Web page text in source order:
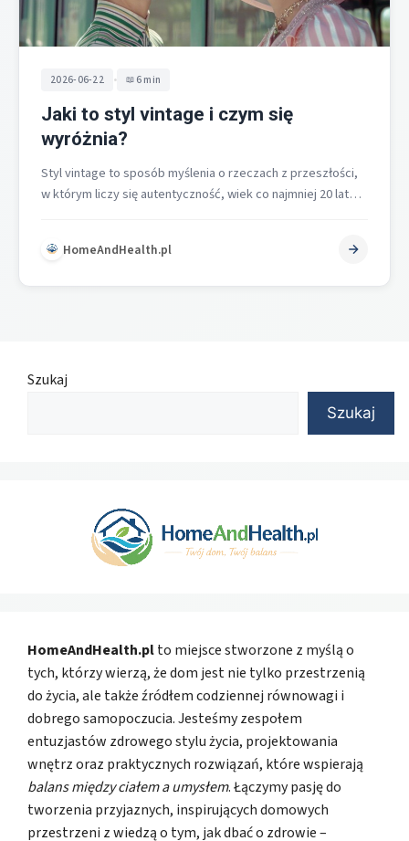
2026-06-22 • 6 min
Jaki to styl vintage i czym się
wyróżnia?
Styl vintage to sposób myślenia o rzeczach z przeszłości,
w którym liczy się autentyczność, wiek co najmniej 20 lat
HomeAndHealth.pl
Szukaj
Szukaj
HomeAndHealth.plto miejsce stworzone z myślą o
tych, którzy wierzą, że dom jest nie tylko przestrzenią
do życia, ale także źródłem codziennej równowagi i
dobrego samopoczucia. Jesteśmy zespołem
entuzjastów zdrowego stylu życia, projektowania
wnętrz oraz praktycznych rozwiązań, które wspierają
balans między ciałem a umysłem. Łączymy pasję do
tworzenia przyjaznych, inspirujących domowych
przestrzeni z wiedzą o tym, jak dbać o zdrowie –